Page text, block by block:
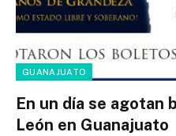
GUANAJUATO
En un día se agotan
León en Guanajuato